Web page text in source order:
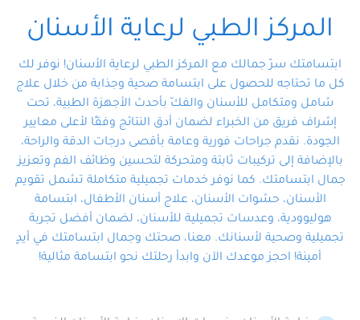
وتضمن لك حلاً شاملًا لجميع
المتخصص ذوي الخبرة، ستجد نفسك
في أيد أمينة تلبي احتياجاتك بكل
احترافية ودقة.
المركز الطبي لرعاية الأسنان
ابتسامتك سرّ جمالك مع المركز الطبي لرعاية الأسنان! نوفر لك
كل ما تحتاجه للحصول على ابتسامة صحية وجذابة من خلال علاج
شامل ومتكامل للأسنان والفكّ بأحدث الأجهزة الطبية، تحت
إشراف فريق من الخبراء لضمان أدق النتائج وفقًا لأعلى معايير
الجودة. نقدم جراحات فورية وعامة بأقصى درجات الدقة والراحة،
بالإضافة إلى تركيبات ثابتة ومتحركة لتحسين وظائف الفم وتعزيز
جمال ابتسامتك. كما نوفر خدمات تجميلية متكاملة تشمل تقويم
الأسنان، حشوات الأسنان، علاج أسنان الأطفال، ابتسامة
هوليوودية، وعدسات تجميلية للأسنان، لضمان أفضل تجربة
تجميلية وصحية لأسنانك. معنا، صحتك وجمال ابتسامتك في أيدٍ
أمينة! احجز موعدك الآن وابدأ رحلتك نحو ابتسامة مثالية!